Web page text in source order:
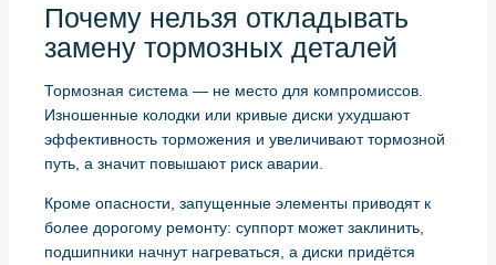
Почему нельзя откладывать
замену тормозных деталей
Тормозная система — не место для компромиссов.
Изношенные колодки или кривые диски ухудшают
эффективность торможения и увеличивают тормозной
путь, а значит повышают риск аварии.
Кроме опасности, запущенные элементы приводят к
более дорогому ремонту: суппорт может заклинить,
подшипники начнут нагреваться, а диски придётся